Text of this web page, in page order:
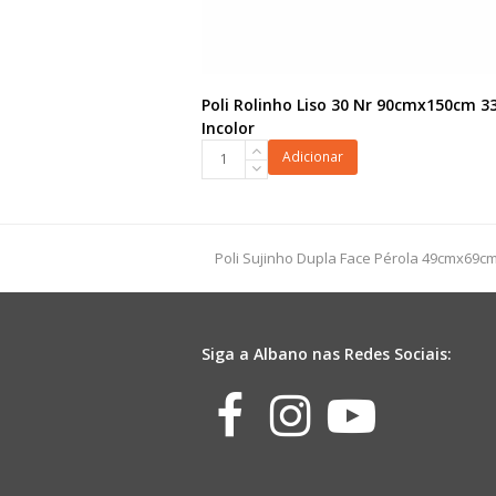
Poli Rolinho Liso 30 Nr 90cmx150cm
Incolor
Poli
90cmx150cm
33fls
Adicionar
previous
Poli Sujinho Dupla Face Pérola
Siga a Albano nas Redes Sociais:
Facebook